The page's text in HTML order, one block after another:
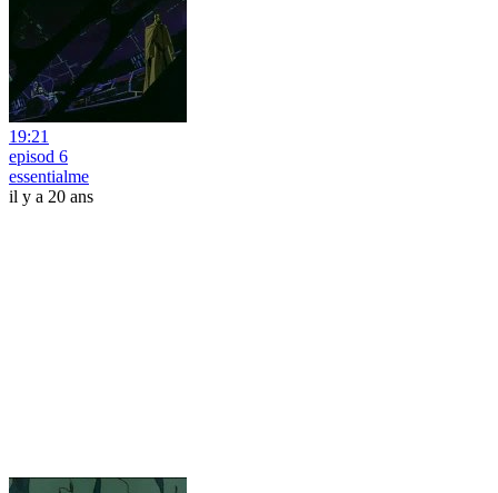
19:21
episod 6
essentialme
il y a 20 ans